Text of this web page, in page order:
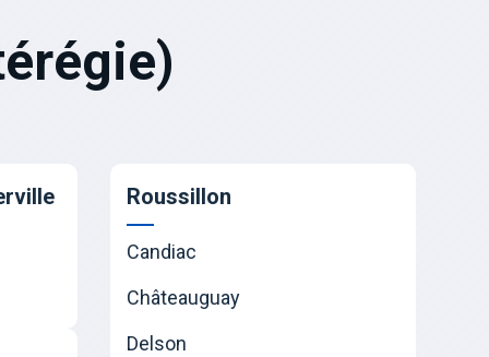
Roussillon
Candiac
Châteauguay
Delson